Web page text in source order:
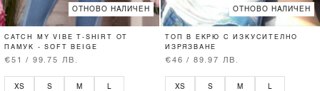
ОТНОВО НАЛИЧЕН
CATCH MY VIBE T-SHIRT ОТ
ПАМУК - SOFT BEIGE
€51 / 99.75 ЛВ.
XS S M L
ОТНОВО НАЛИЧЕН
ТОП В ЕКРЮ С ИЗКУСИТЕЛНО
ИЗРЯЗВАНЕ
€46 / 89.97 ЛВ.
XS S M L